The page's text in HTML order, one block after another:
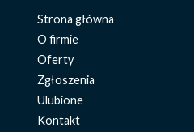
Strona główna
O firmie
Oferty
Zgłoszenia
Ulubione
Kontakt